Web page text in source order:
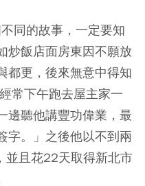
同的故事，一定要知
炒飯店面房東因不願放
都更，後來無意中得知
常下午跑去屋主家一
邊聽他講豐功偉業，最
字。」之後他以不到兩
並且花22天取得新北市